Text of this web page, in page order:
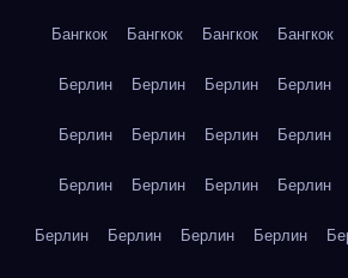
Бангкок Бангкок Бангкок Бангкок
Берлин Берлин Берлин Берлин
Берлин Берлин Берлин Берлин
Берлин Берлин Берлин Берлин
Берлин Берлин Берлин Берлин